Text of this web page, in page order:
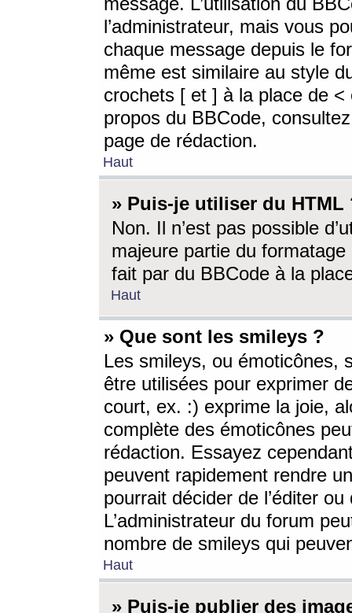
l’administrateur, mais vous
chaque message depuis le
même est similaire au style
crochets [ et ] à la place de <
propos du BBCode,
page de rédaction.
Haut
» Puis-je utiliser du HTML
Non. Il n’est pas possible
majeure partie du
fait par du BBCode à la
Haut
» Que sont les smileys ?
Les smileys, ou émoticônes,
être utilisées pour exprimer
court, ex. :) exprime la joie,
complète des émoticônes
rédaction. Essayez
peuvent rapidement rendre
pourrait décider de l’éditer
L’administrateur du forum
nombre de smileys qui
Haut
» Puis-je publier des